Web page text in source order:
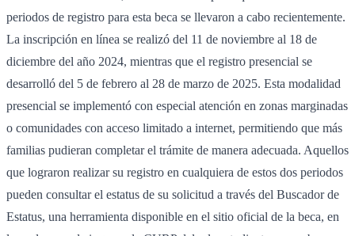
periodos de registro para esta beca se llevaron a cabo recientemente.
La inscripción en línea se realizó del 11 de noviembre al 18 de
diciembre del año 2024, mientras que el registro presencial se
desarrolló del 5 de febrero al 28 de marzo de 2025. Esta modalidad
presencial se implementó con especial atención en zonas marginadas
o comunidades con acceso limitado a internet, permitiendo que más
familias pudieran completar el trámite de manera adecuada. Aquellos
que lograron realizar su registro en cualquiera de estos dos periodos
pueden consultar el estatus de su solicitud a través del Buscador de
Estatus, una herramienta disponible en el sitio oficial de la beca, en